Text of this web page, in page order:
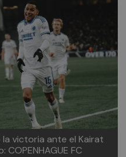
victoria ante el Kairat
FC